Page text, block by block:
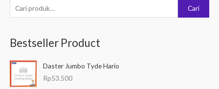
e
c
Cari
Bestseller Product
Daster Jumbo Tyde Hario
Rp53.500